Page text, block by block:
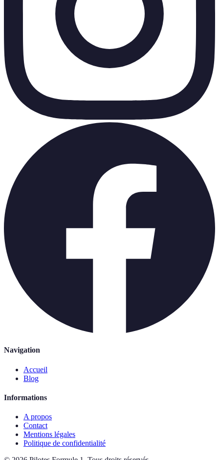
Navigation
Accueil
Blog
Informations
A propos
Contact
Mentions légales
Politique de confidentialité